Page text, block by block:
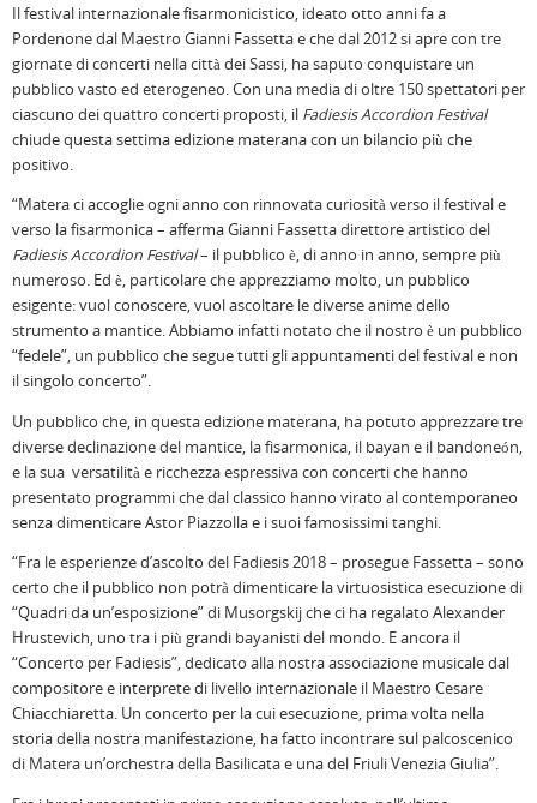
Il festival internazionale fisarmonicistico, ideato otto anni fa a
Pordenone dal Maestro Gianni Fassetta e che dal 2012 si apre con tre
giornate di concerti nella città dei Sassi, ha saputo conquistare un
pubblico vasto ed eterogeneo. Con una media di oltre 150 spettatori per
ciascuno dei quattro concerti proposti, il Fadiesis Accordion Festival
chiude questa settima edizione materana con un bilancio più che
positivo.
“Matera ci accoglie ogni anno con rinnovata curiosità verso il festival e
verso la fisarmonica – afferma Gianni Fassetta direttore artistico del
Fadiesis Accordion Festival– il pubblico è, di anno in anno, sempre più
numeroso. Ed è, particolare che apprezziamo molto, un pubblico
esigente: vuol conoscere, vuol ascoltare le diverse anime dello
strumento a mantice. Abbiamo infatti notato che il nostro è un pubblico
“fedele”, un pubblico che segue tutti gli appuntamenti del festival e non
il singolo concerto”.
Un pubblico che, in questa edizione materana, ha potuto apprezzare tre
diverse declinazione del mantice, la fisarmonica, il bayan e il bandoneón,
e la sua versatilità e ricchezza espressiva con concerti che hanno
presentato programmi che dal classico hanno virato al contemporaneo
senza dimenticare Astor Piazzolla e i suoi famosissimi tanghi.
“Fra le esperienze d’ascolto del Fadiesis 2018 – prosegue Fassetta – sono
certo che il pubblico non potrà dimenticare la virtuosistica esecuzione di
“Quadri da un’esposizione” di Musorgskij che ci ha regalato Alexander
Hrustevich, uno tra i più grandi bayanisti del mondo. E ancora il
“Concerto per Fadiesis”, dedicato alla nostra associazione musicale dal
compositore e interprete di livello internazionale il Maestro Cesare
Chiacchiaretta. Un concerto per la cui esecuzione, prima volta nella
storia della nostra manifestazione, ha fatto incontrare sul palcoscenico
di Matera un’orchestra della Basilicata e una del Friuli Venezia Giulia”.